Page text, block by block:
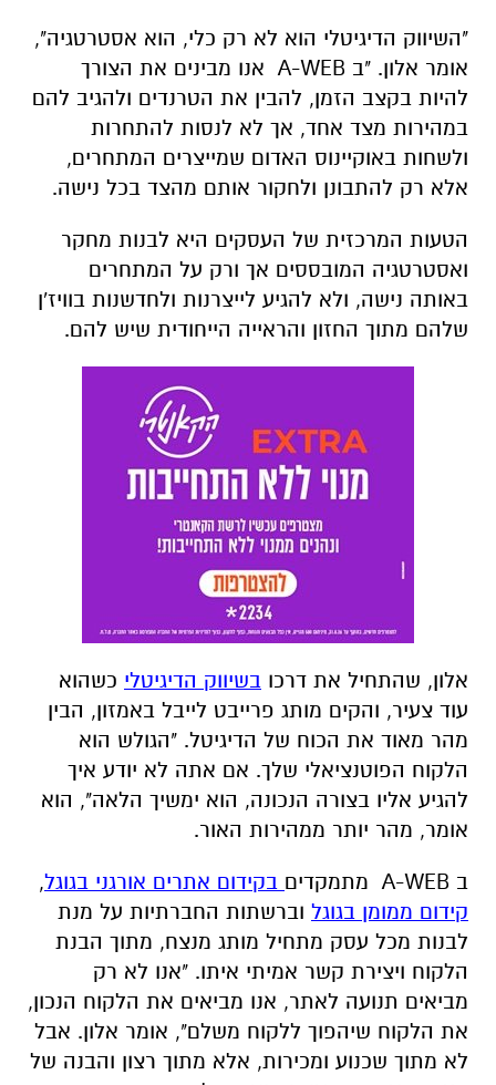
"השיווק הדיגיטלי הוא לא רק כלי, הוא אסטרטגיה",
אומר אלון. "ב A-WEB אנו מבינים את הצורך
להיות בקצב הזמן, להבין את הטרנדים ולהגיב להם
במהירות מצד אחד, אך לא לנסות להתחרות
ולשחות באוקיינוס האדום שמייצרים המתחרים,
אלא רק להתבונן ולחקור אותם מהצד בכל נישה.
הטעות המרכזית של העסקים היא לבנות מחקר
ואסטרטגיה המובססים אך ורק על המתחרים
באותה נישה, ולא להגיע לייצרנות ולחדשנות בוויז'ן
שלהם מתוך החזון והראייה הייחודית שיש להם.
אלון, שהתחיל את דרכו בשיווק הדיגיטלי כשהוא
עוד צעיר, והקים מותג פרייבט לייבל באמזון, הבין
מהר מאוד את הכוח של הדיגיטל. "הגולש הוא
הלקוח הפוטנציאלי שלך. אם אתה לא יודע איך
להגיע אליו בצורה הנכונה, הוא ימשיך הלאה", הוא
אומר, מהר יותר ממהירות האור.
ב A-WEB מתמקדים בקידום אתרים אורגני בגוגל,
קידום ממומן בגוגל וברשתות החברתיות על מנת
לבנות מכל עסק מתחיל מותג מנצח, מתוך הבנת
הלקוח ויצירת קשר אמיתי איתו. "אנו לא רק
מביאים תנועה לאתר, אנו מביאים את הלקוח הנכון,
את הלקוח שיהפוך ללקוח משלם", אומר אלון. אבל
לא מתוך שכנוע ומכירות, אלא מתוך רצון והבנה של